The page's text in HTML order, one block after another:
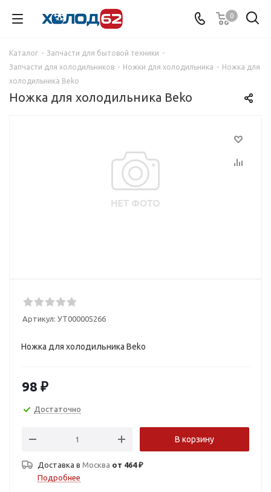
0
Каталог - Запчасти для бытовой техники -
Запчасти для холодильников - Ножки для холодильника - Ножка для
холодильника Beko
Ножка для холодильника Beko
Артикул: УТ000005266
Ножка для холодильника Beko
98 ₽
Достаточно
В корзину
Доставка в Москва от 464 ₽
Подробнее